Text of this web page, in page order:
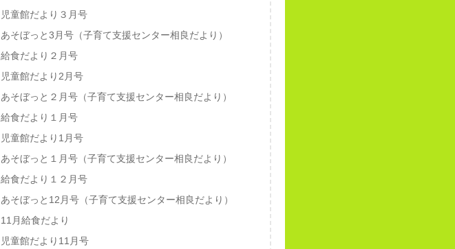
児童館だより３月号
あそぼっと3月号（子育て支援センター相良だより）
給食だより２月号
児童館だより2月号
あそぼっと２月号（子育て支援センター相良だより）
給食だより１月号
児童館だより1月号
あそぼっと１月号（子育て支援センター相良だより）
給食だより１２月号
あそぼっと12月号（子育て支援センター相良だより）
11月給食だより
児童館だより11月号